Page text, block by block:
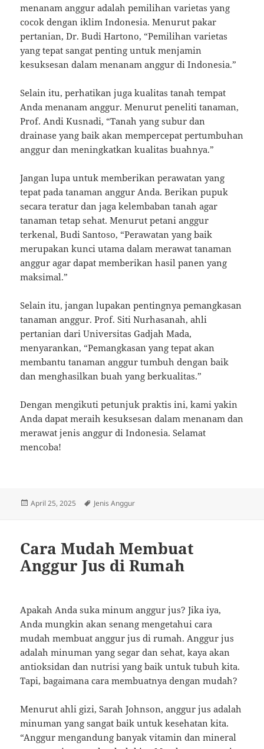
menanam anggur adalah pemilihan varietas yang
cocok dengan iklim Indonesia. Menurut pakar
pertanian, Dr. Budi Hartono, “Pemilihan varietas
yang tepat sangat penting untuk menjamin
kesuksesan dalam menanam anggur di Indonesia.”
Selain itu, perhatikan juga kualitas tanah tempat
Anda menanam anggur. Menurut peneliti tanaman,
Prof. Andi Kusnadi, “Tanah yang subur dan
drainase yang baik akan mempercepat pertumbuhan
anggur dan meningkatkan kualitas buahnya.”
Jangan lupa untuk memberikan perawatan yang
tepat pada tanaman anggur Anda. Berikan pupuk
secara teratur dan jaga kelembaban tanah agar
tanaman tetap sehat. Menurut petani anggur
terkenal, Budi Santoso, “Perawatan yang baik
merupakan kunci utama dalam merawat tanaman
anggur agar dapat memberikan hasil panen yang
maksimal.”
Selain itu, jangan lupakan pentingnya pemangkasan
tanaman anggur. Prof. Siti Nurhasanah, ahli
pertanian dari Universitas Gadjah Mada,
menyarankan, “Pemangkasan yang tepat akan
membantu tanaman anggur tumbuh dengan baik
dan menghasilkan buah yang berkualitas.”
Dengan mengikuti petunjuk praktis ini, kami yakin
Anda dapat meraih kesuksesan dalam menanam dan
merawat jenis anggur di Indonesia. Selamat
mencoba!
Posted
April 25, 2025 Tags
Jenis Anggur
Cara Mudah Membuat
Anggur Jus di Rumah
Apakah Anda suka minum anggur jus? Jika iya,
Anda mungkin akan senang mengetahui cara
mudah membuat anggur jus di rumah. Anggur jus
adalah minuman yang segar dan sehat, kaya akan
antioksidan dan nutrisi yang baik untuk tubuh kita.
Tapi, bagaimana cara membuatnya dengan mudah?
Menurut ahli gizi, Sarah Johnson, anggur jus adalah
minuman yang sangat baik untuk kesehatan kita.
“Anggur mengandung banyak vitamin dan mineral